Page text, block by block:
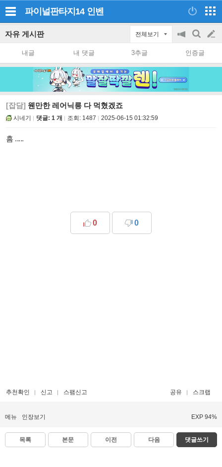
파이널판타지14 인벤
자유 게시판 전체보기
공
on/off
검
색
글
쓰
내글 내 댓글 3추글 인증글
[잡담] 웬만한 레어닉릉 다 먹혔겠죠
시네기 댓글: 1 개 조회: 1487 2025-06-15 01:32:59
흠 .....
0 0
추천확인 신고 스팸신고 공유 스크랩
메뉴 인장보기 EXP 94%
목록 본문 이전 다음 댓글쓰기